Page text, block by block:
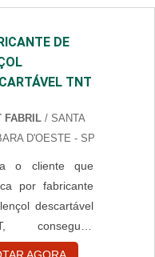
DE
TNT
FABRIL / SANTA
D'OESTE - SP
o cliente que
por fabricante
descartável
conseguirá
na